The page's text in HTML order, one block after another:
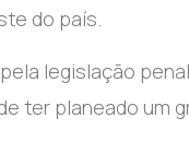
do país.
legislação
ter planeado um